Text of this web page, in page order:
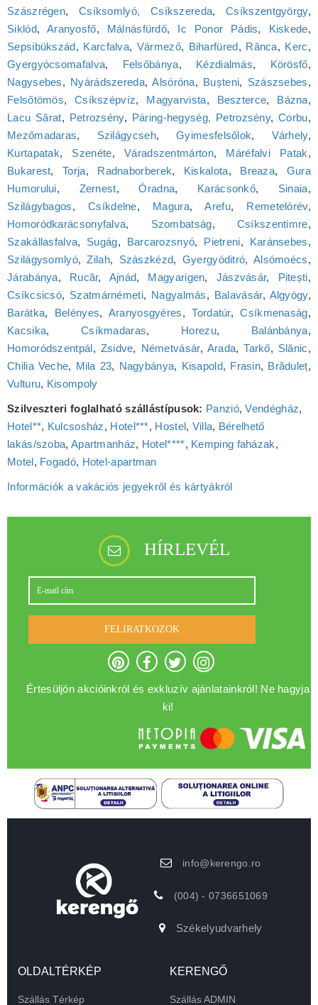
Szászrégen, Csíksomlyó, Csíkszereda,Csíkszentgyörgy,
Siklód, Aranyosfő, Málnásfürdő, Ic Ponor Pádis, Kiskede,
Sepsibükszád, Karcfalva, Vármező, Biharfüred, Rânca, Kerc,
Gyergyócsomafalva, Felsőbánya, Kézdialmás, Körösfő,
Nagysebes, Nyárádszereda,Alsóróna, Bușteni, Szászsebes,
Felsőtömös, Csíkszépvíz, Magyarvista, Beszterce, Bázna,
Lacu Sărat, Petrozsény, Páring-hegység, Petrozsény,Corbu,
Mezőmadaras, Szilágycseh,Gyimesfelsőlok, Várhely,
Kurtapatak, Szenéte,Váradszentmárton, Máréfalvi Patak,
Bukarest,Torja, Radnaborberek, Kiskalota, Breaza, Gura
Humorului, Zernest,Óradna, Karácsonkő, Sinaia,
Szilágybagos,Csíkdelne, Magura,Arefu, Remetelórév,
Homoródkarácsonyfalva, Szombatság, Csíkszentimre,
Szakállasfalva, Sugág, Barcarozsnyó, Pietreni, Karánsebes,
Szilágysomlyó,Zilah, Szászkézd, Gyergyóditró, Alsómoécs,
Járabánya, Rucăr, Ajnád, Magyarigen, Jászvásár, Pitești,
Csíkcsicsó, Szatmárnémeti, Nagyalmás, Balavásár, Algyógy,
Barátka, Belényes, Aranyosgyéres,Tordatúr,Csíkmenaság,
Kacsika, Csíkmadaras, Horezu, Balánbánya,
Homoródszentpál, Zsidve, Németvásár, Arada,Tarkő, Slănic,
Chilia Veche, Mila 23, Nagybánya, Kisapold, Frasin, Brăduleț,
Vulturu, Kisompoly
Szilveszteri foglalható szállástípusok: Panzió,Vendégház,
Hotel**, Kulcsosház, Hotel***, Hostel, Villa, Bérelhető
lakás/szoba, Apartmanház, Hotel****, Kemping faházak,
Motel, Fogadó, Hotel‑apartman
Információk a vakációs jegyekről és kártyákról
HÍRLEVÉL
FELIRATKOZOK
Értesüljön akcióinkról és exkluzív ajánlatainkról! Ne hagyja
ki!
info@kerengo.ro
(004) - 0736651069
Székelyudvarhely
OLDALTÉRKÉP
Szállás Térkép
KERENGŐ
Szállás ADMIN